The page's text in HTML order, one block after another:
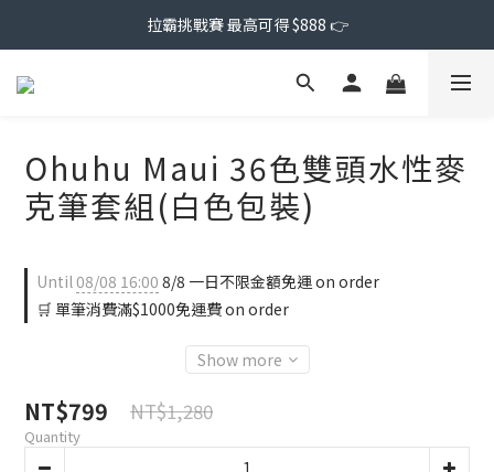
拉霸挑戰賽 最高可得 $888 👉
Ohuhu Maui 36色雙頭水性麥
克筆套組(白色包裝)
Until08/08 16:00 8/8 一日不限金額免運 on order
🛒 單筆消費滿$1000免運費 on order
Show more
NT$799 NT$1,280
Quantity